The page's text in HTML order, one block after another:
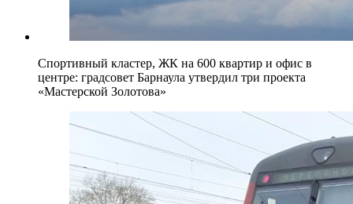
Спортивный кластер, ЖК на 600 квартир и офис в
центре: градсовет Барнаула утвердил три проекта
«Мастерской Золотова»